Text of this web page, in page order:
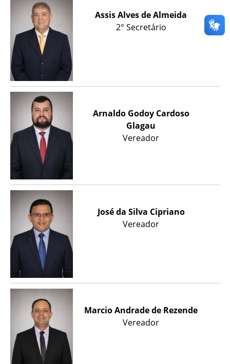
Assis Alves de Almeida
2° Secretário
Arnaldo Godoy Cardoso
Glagau
Vereador
José da Silva Cipriano
Vereador
Marcio Andrade de Rezende
Vereador